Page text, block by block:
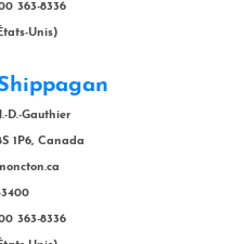
363-8336
Unis)
D.-Gauthier
1P6, Canada
363-8336